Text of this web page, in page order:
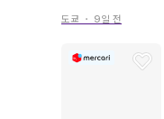
도쿄 ・ 9일 전